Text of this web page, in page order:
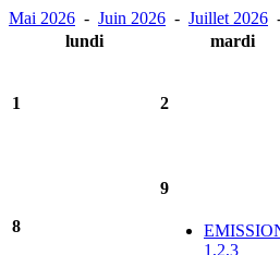
Mai 2026 - Juin 2026 - Juillet 2026
lundi
mardi
1 2
8
9
1,2,3